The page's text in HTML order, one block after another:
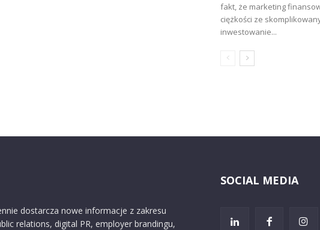
fakt, że marketing
ciężkości ze
inwestowanie...
dostarcza nowe informacje z zakresu
relations, digital PR, employer brandingu,
SOCIAL MEDIA